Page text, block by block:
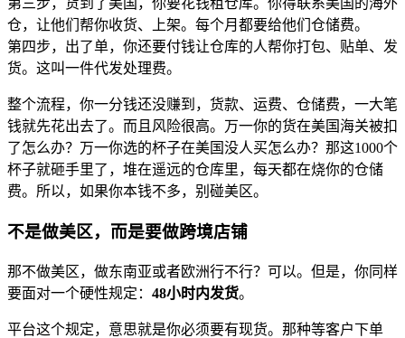
第三步，货到了美国，你要花钱租仓库。你得联系美国的海外
仓，让他们帮你收货、上架。每个月都要给他们仓储费。
第四步，出了单，你还要付钱让仓库的人帮你打包、贴单、发
货。这叫一件代发处理费。
整个流程，你一分钱还没赚到，货款、运费、仓储费，一大笔
钱就先花出去了。而且风险很高。万一你的货在美国海关被扣
了怎么办？万一你选的杯子在美国没人买怎么办？那这1000个
杯子就砸手里了，堆在遥远的仓库里，每天都在烧你的仓储
费。所以，如果你本钱不多，别碰美区。
不是做美区，而是要做跨境店铺
那不做美区，做东南亚或者欧洲行不行？可以。但是，你同样
要面对一个硬性规定： 48小时内发货。
平台这个规定，意思就是你必须要有现货。那种等客户下单